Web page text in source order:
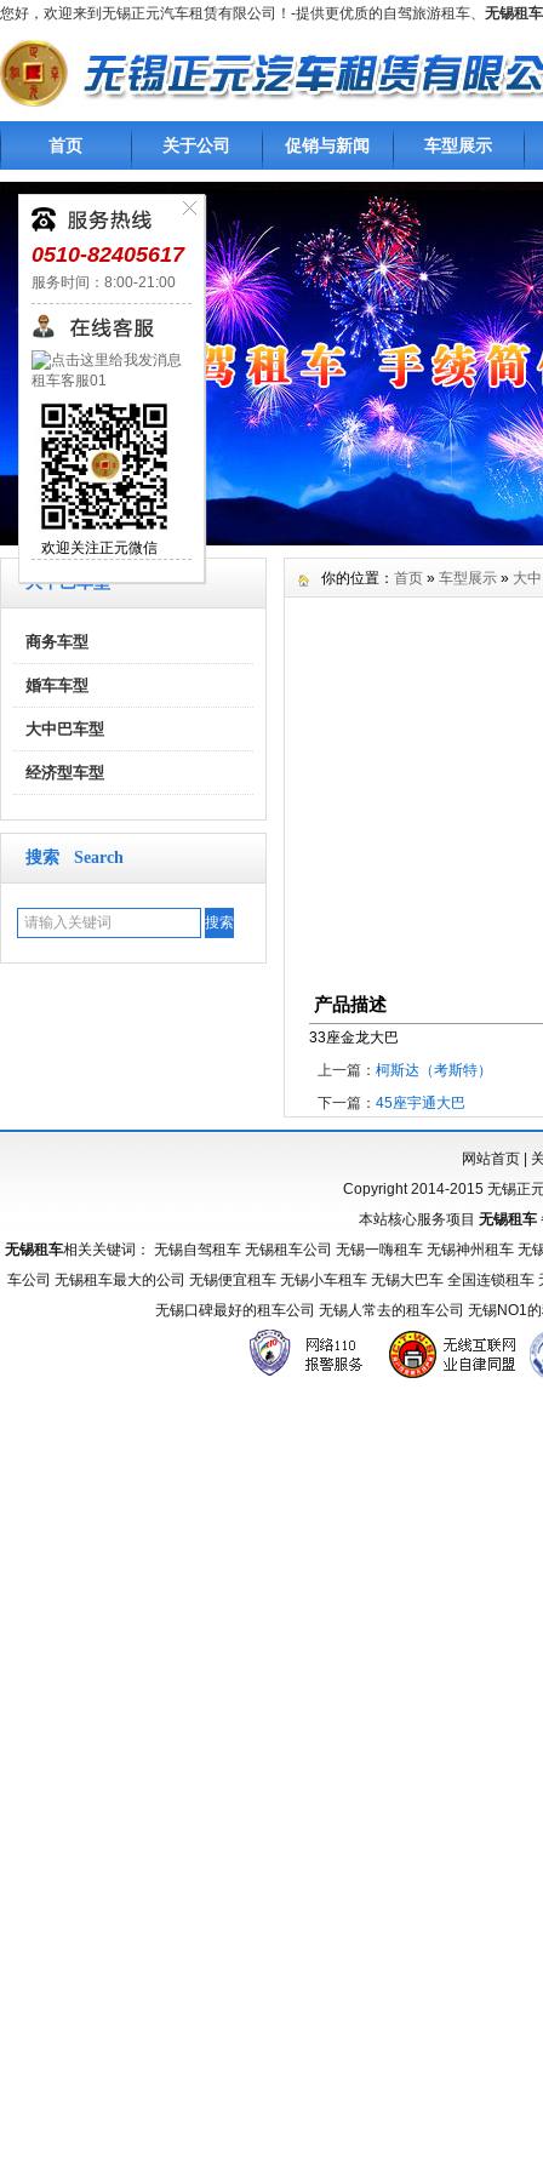
您好，欢迎来到无锡正元汽车租赁有限公司！-提供更优质的自驾旅游租车、 无锡租车
首页 关于公司 促销与新闻 车型展示
大中巴车型
商务车型
婚车车型
大中巴车型
经济型车型
搜索 Search
你的位置： 首页 » 车型展示 » 大
产品描述
33座金龙大巴
上一篇：柯斯达（考斯特）
下一篇：45座宇通大巴
网站首页|
Copyright 2014-2015 无锡正
本站核心服务项目 无锡租车
无锡租车相关关键词： 无锡自驾租车 无锡租车公司 无锡一嗨租车 无锡神州租车
车公司 无锡租车最大的公司 无锡便宜租车 无锡小车租车 无锡大巴车 全国连锁租
无锡口碑最好的租车公司 无锡人常去的租车公司 无锡NO1
0510-82405617
服务时间：8:00-21:00
租车客服01
欢迎关注正元微信